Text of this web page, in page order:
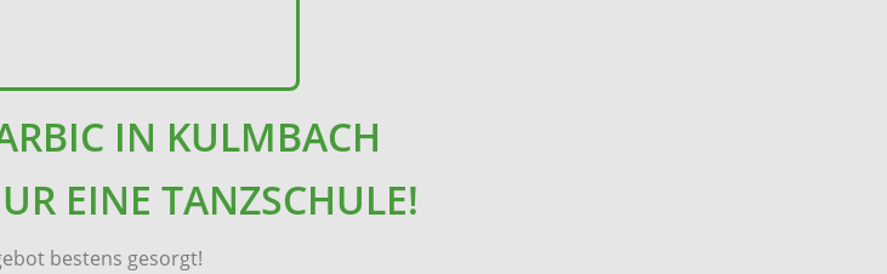
IN KULMBACH
EINE TANZSCHULE!
bestens gesorgt!